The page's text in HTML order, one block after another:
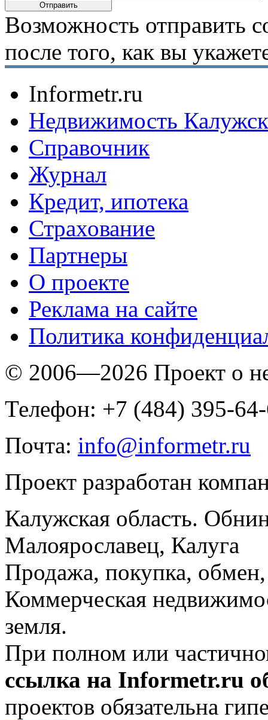
Возможность отправить
после того, как вы
Informetr.ru
Недвижимость
Справочник
Журнал
Кредит, ипотека
Страхование
Партнеры
O проекте
Реклама на сайте
Политика
© 2006—2026 Проект о
Телефон: +7 (484) 395-
Почта: info@informetr.ru
Проект разработан
Калужская область.
Малоярославец, Калуга
Продажа, покупка, обмен,
Коммерческая
земля.
При полном или
ссылка на Informetr.ru
проектов обязательна